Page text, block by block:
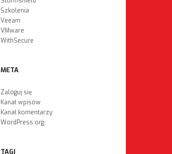
Szkolenia
Veeam
VMware
WithSecure
META
Zaloguj się
Kanał wpisów
Kanał komentarzy
WordPress.org
TAGI